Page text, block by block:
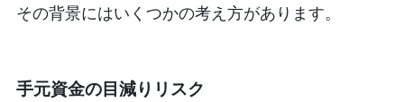
その背景にはいくつかの考え方があります。
手元資金の目減りリスク